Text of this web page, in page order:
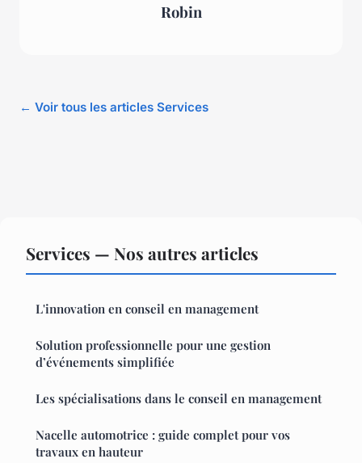
Robin
← Voir tous les articles Services
Services — Nos autres articles
L'innovation en conseil en management
Solution professionnelle pour une gestion
d’événements simplifiée
Les spécialisations dans le conseil en management
Nacelle automotrice : guide complet pour vos
travaux en hauteur